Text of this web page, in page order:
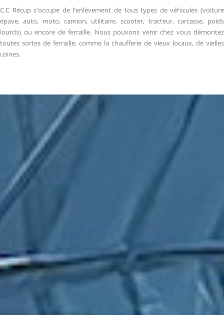
C.C Récup s'occupe de l'enlèvement de tous types de véhicules (voiture
épave, auto, moto, camion, utilitaire, scooter, tracteur, carcasse, poids
lourds) ou encore de ferraille. Nous pouvons venir chez vous démontez
toutes sortes de ferraille, comme la chaufferie de vieux locaux, de vielles
usines.